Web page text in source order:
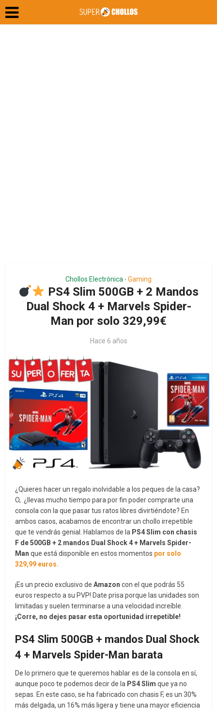
Chollos Electrónica • Gaming
PS4 Slim 500GB + 2 Mandos
Dual Shock 4 + Marvels Spider-
Man por solo 329,99€
Hace 6 años
¿Quieres hacer un regalo inolvidable a los peques de la casa?
O, ¿llevas mucho tiempo para por fin poder comprarte una
consola con la que pasar tus ratos libres divirtiéndote? En
ambos casos, acabamos de encontrar un chollo irrepetible
que te vendrás genial. Hablamos de la PS4 Slim con chasis
F de 500GB + 2 mandos Dual Shock 4 + Marvels Spider-
Man que está disponible en estos momentos por solo
329,99 euros.
¡Es un precio exclusivo deAmazoncon el que podrás 55
euros respecto a su PVP! Date prisa porque las unidades son
limitadas y suelen terminarse a una velocidad increíble.
¡Corre, no dejes pasar esta oportunidad irrepetible!
PS4 Slim 500GB + mandos Dual Shock
4 + Marvels Spider-Man barata
De lo primero que te queremos hablar es de la consola en sí,
aunque poco te podemos decir de la PS4 Slimque ya no
sepas. En este caso, se ha fabricado con chasis F, es un 30%
más delgada, un 16% más ligera y tiene una mayor eficiencia